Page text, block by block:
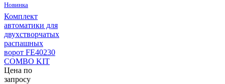
Новинка
Комплект
автоматики для
двухстворчатых
распашных
ворот FE40230
COMBO KIT
Цена по
запросу